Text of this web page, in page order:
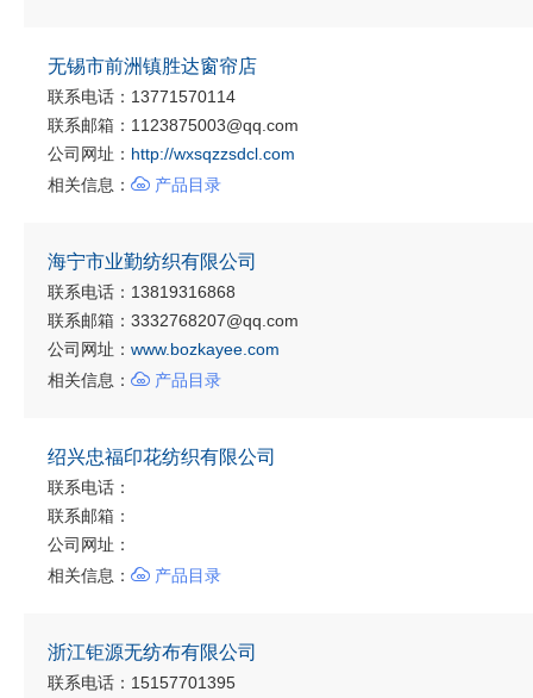
无锡市前洲镇胜达窗帘店
联系电话：13771570114
联系邮箱：1123875003@qq.com
公司网址： http://wxsqzzsdcl.com
相关信息：  产品目录
海宁市业勤纺织有限公司
联系电话：13819316868
联系邮箱：3332768207@qq.com
公司网址： www.bozkayee.com
相关信息：  产品目录
绍兴忠福印花纺织有限公司
联系电话：
联系邮箱：
公司网址：
相关信息：  产品目录
浙江钜源无纺布有限公司
联系电话：15157701395